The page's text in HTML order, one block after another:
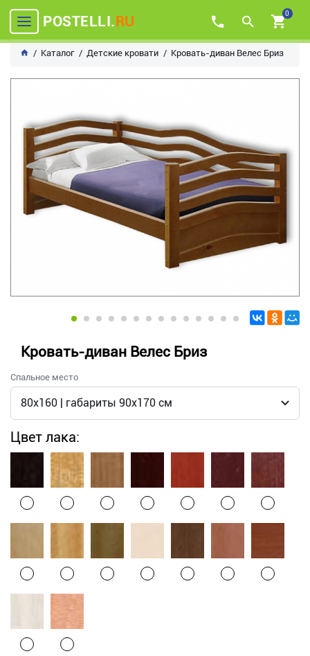
POSTELLI.RU 0
Каталог Детские кровати Кровать-диван Велес Бриз
Кровать-диван Велес Бриз
Спальное место
Цвет лака: